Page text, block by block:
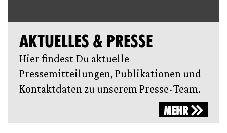
AKTUELLES & PRESSE
Hier findest Du aktuelle
Pressemitteilungen, Publikationen und
Kontaktdaten zu unserem Presse-Team.
MEHR